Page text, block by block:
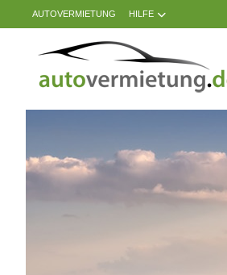
AUTOVERMIETUNG HILFE
AUTO
EUROPE
MEINE